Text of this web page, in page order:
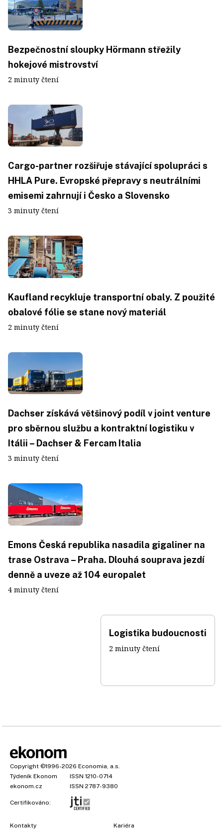
Bezpečnostní sloupky Hörmann střežily
hokejové mistrovství
2 minuty čtení
Cargo-partner rozšiřuje stávající spolupráci s
HHLA Pure. Evropské přepravy s neutrálními
emisemi zahrnují i Česko a Slovensko
3 minuty čtení
Kaufland recykluje transportní obaly. Z použité
obalové fólie se stane nový materiál
2 minuty čtení
Dachser získává většinový podíl v joint venture
pro sběrnou službu a kontraktní logistiku v
Itálii – Dachser & Fercam Italia
3 minuty čtení
Emons Česká republika nasadila gigaliner na
trase Ostrava – Praha. Dlouhá souprava jezdí
denně a uveze až 104 europalet
4 minuty čtení
Logistika budoucnosti
2 minuty čtení
Copyright ©1996-2026 Economia, a.s.
Týdeník Ekonom
ISSN 1210-0714
ekonom.cz
ISSN 2787-9380
Certifikováno:
Kontakty Kariéra